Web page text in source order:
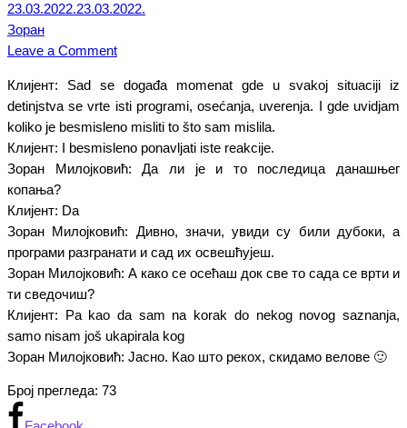
23.03.2022.23.03.2022.
Зоран
Leave a Commenton
могу
да
наплатим
свој
рад
Клијент: Sad se događa momenat gde u svakoj situaciji iz
detinjstva se vrte isti programi, osećanja, uverenja. I gde uvidjam
koliko je besmisleno misliti to što sam mislila.
Клијент: I besmisleno ponavljati iste reakcije.
Зоран Милојковић: Да ли је и то последица данашњег
копања?
Клијент: Da
Зоран Милојковић: Дивно, значи, увиди су били дубоки, а
програми разгранати и сад их освешћујеш.
Зоран Милојковић: А како се осећаш док све то сада се врти и
ти сведочиш?
Клијент: Pa kao da sam na korak do nekog novog saznanja,
samo nisam još ukapirala kog
Зоран Милојковић: Јасно. Као што рекох, скидамо велове 🙂
Број прегледа: 73